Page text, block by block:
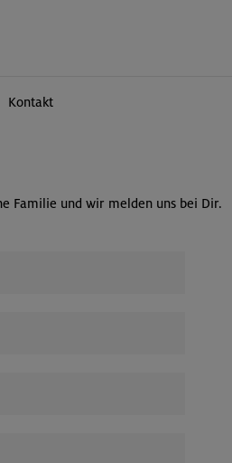
Kontakt
Familie und wir melden uns bei Dir.